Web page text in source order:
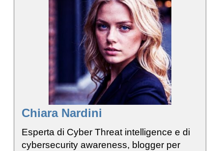
Chiara Nardini
Esperta di Cyber Threat intelligence e di
cybersecurity awareness, blogger per